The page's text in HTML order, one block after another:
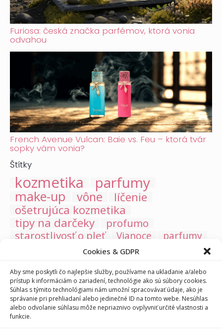
Cookies & GDPR
Aby sme poskytli čo najlepšie služby, používame na ukladanie a/alebo
prístup k informáciám o zariadení, technológie ako sú súbory cookies.
Súhlas s týmito technológiami nám umožní spracovávať údaje, ako je
správanie pri prehliadaní alebo jedinečné ID na tomto webe. Nesúhlas
alebo odvolanie súhlasu môže nepriaznivo ovplyvniť určité vlastnosti a
funkcie.
Furiosa: česká značka parfémov, ktorá vonia
odvahou
French Avenue Vulcan: Baie vs. Feu – ktorá tvár
sopky vám vonia?
Štítky
kozmetika parfumy
make-up vône
líčenie
ošetrujúca kozmetika
tipy na darčeky
profumo
starostlivosť o pleť
Vianoce
parfumy
vonná sviečka
spf
starostlivosť o pery
deti jarné vône
hydratácia
valentín
kúpeľové soli
opaľovacia kozmetika
dezodoranty
antiperspiranty UV ochrana
trucco
starostlivosť o matku a dieťa
matka a dieťa